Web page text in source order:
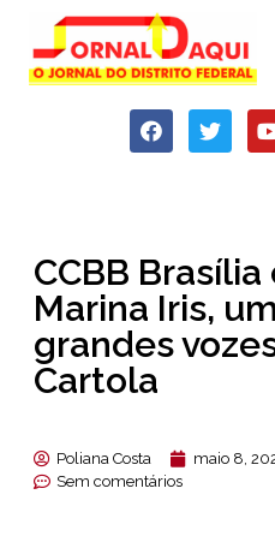
CCBB
Marina Iris,
grandes
Cartola
Poliana Costa maio 8,
Sem comentários